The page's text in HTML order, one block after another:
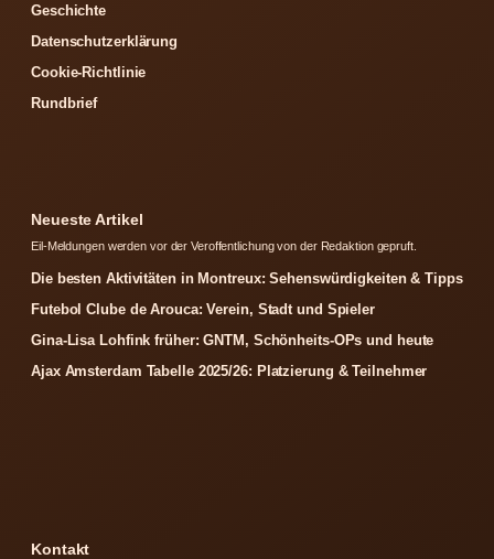
Geschichte
Datenschutzerklärung
Cookie-Richtlinie
Rundbrief
Neueste Artikel
Eil-Meldungen werden vor der Veroffentlichung von der Redaktion gepruft.
Die besten Aktivitäten in Montreux: Sehenswürdigkeiten & Tipps
Futebol Clube de Arouca: Verein, Stadt und Spieler
Gina-Lisa Lohfink früher: GNTM, Schönheits-OPs und heute
Ajax Amsterdam Tabelle 2025/26: Platzierung & Teilnehmer
Kontakt